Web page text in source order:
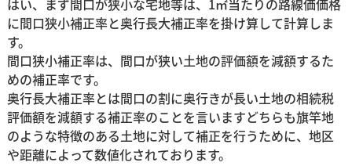
に間口狭小補正率と奥行長大補正率を掛け算して計算しま
す。
間口狭小補正率は、間口が狭い土地の評価額を減額するた
めの補正率です。
奥行長大補正率とは間口の割に奥行きが長い土地の相続税
評価額を減額する補正率のことを言いますどちらも旗竿地
のような特徴のある土地に対して補正を行うために、地区
や距離によって数値化されております。